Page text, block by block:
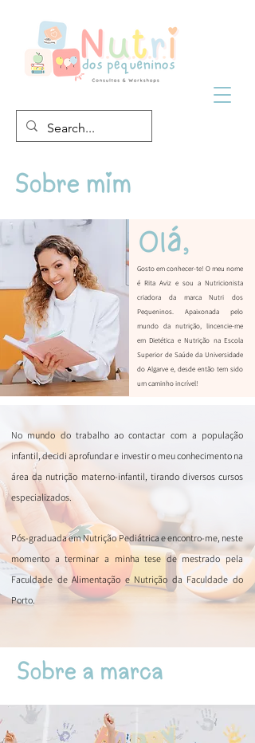
Gosto em conhecer-te! O meu nome
é Rita Aviz e sou a Nutricionista
criadora da marca Nutri dos
Pequeninos. Apaixonada pelo
mundo da nutrição, lincencie-me
em Dietética e Nutrição na Escola
Superior de Saúde da Universidade
do Algarve e, desde então tem sido
um caminho incrível!
No mundo do trabalho ao contactar com a população
infantil, decidi aprofundar e investir o meu conhecimento na
área da nutrição materno-infantil, tirando diversos cursos
especializados.
Pós-graduada em Nutrição Pediátrica eencontro-me, neste
momento a terminar a minha tese de mestrado pela
Faculdade de Alimentação e Nutrição da Faculdade do
Porto.